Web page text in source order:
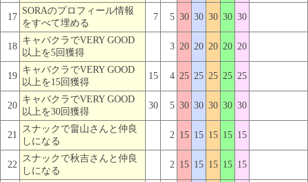
17
SORAのプロフィール情報
をすべて埋める
7 5 30 30 30 30 30
18
キャバクラでVERY GOOD
以上を5回獲得
3 20 20 20 20 20
19
キャバクラでVERY GOOD
以上を15回獲得
15 4 25 25 25 25 25
20
キャバクラでVERY GOOD
以上を30回獲得
30 5 30 30 30 30 30
21
スナックで畠山さんと仲良
しになる
2 15 15 15 15 15
22
スナックで秋吉さんと仲良
しになる
2 15 15 15 15 15